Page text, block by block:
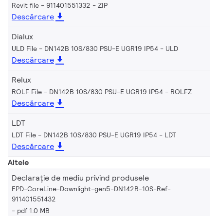
Revit file - 911401551332 ZIP
Descărcare
Dialux
ULD File - DN142B 10S/830 PSU-E UGR19 IP54 ULD
Descărcare
Relux
ROLF File - DN142B 10S/830 PSU-E UGR19 IP54 ROLFZ
Descărcare
LDT
LDT File - DN142B 10S/830 PSU-E UGR19 IP54 LDT
Descărcare
Altele
Declarație de mediu privind produsele
EPD-CoreLine-Downlight-gen5-DN142B-10S-Ref-
911401551432
pdf 1.0 MB